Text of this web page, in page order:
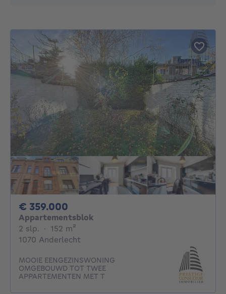
€ 359.000
Appartementsblok
2 slp. 2 slaapkamers
· 152 m²
1070 Anderlecht
MOOIE EENGEZINSWONING
OMGEBOUWD TOT TWEE
APPARTEMENTEN MET T